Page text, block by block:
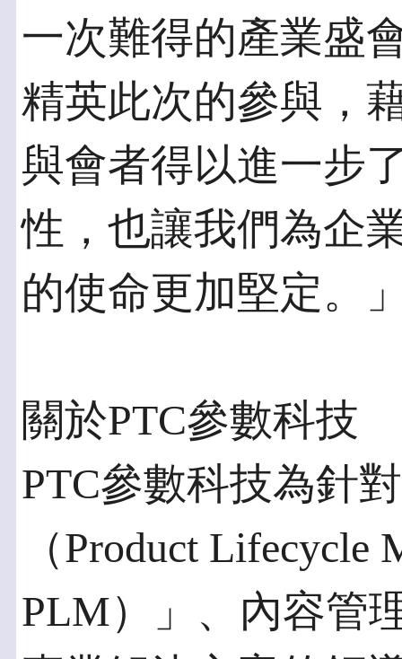
一次難得的產業盛
精英此次的參與，
與會者得以進一步
性，也讓我們為企
的使命更加堅定。
關於PTC參數科技
PTC參數科技為針
（Product Lifecycle
PLM）」、內容管